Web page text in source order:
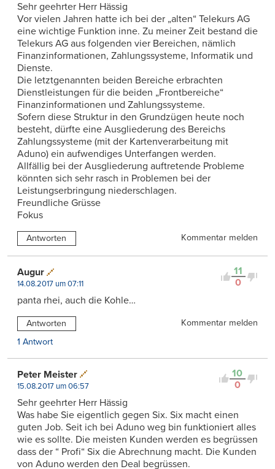
Sehr geehrter Herr Hässig
Vor vielen Jahren hatte ich bei der „alten“ Telekurs AG
eine wichtige Funktion inne. Zu meiner Zeit bestand die
Telekurs AG aus folgenden vier Bereichen, nämlich
Finanzinformationen, Zahlungssysteme, Informatik und
Dienste.
Die letztgenannten beiden Bereiche erbrachten
Dienstleistungen für die beiden „Frontbereiche“
Finanzinformationen und Zahlungssysteme.
Sofern diese Struktur in den Grundzügen heute noch
besteht, dürfte eine Ausgliederung des Bereichs
Zahlungssysteme (mit der Kartenverarbeitung mit
Aduno) ein aufwendiges Unterfangen werden.
Allfällig bei der Ausgliederung auftretende Probleme
könnten sich sehr rasch in Problemen bei der
Leistungserbringung niederschlagen.
Freundliche Grüsse
Fokus
Antworten Kommentar melden
11
0
Augur
14.08.2017 um 07:11
panta rhei, auch die Kohle…
Antworten
Kommentar melden
1 Antwort
10
0
Peter Meister
15.08.2017 um 06:57
Sehr geehrter Herr Hässig
Was habe Sie eigentlich gegen Six. Six macht einen
guten Job. Seit ich bei Aduno weg bin funktioniert alles
wie es sollte. Die meisten Kunden werden es begrüssen
dass der “ Profi“ Six die Abrechnung macht. Die Kunden
von Aduno werden den Deal begrüssen.